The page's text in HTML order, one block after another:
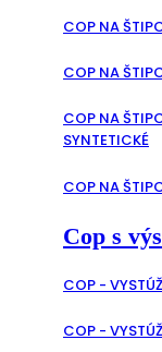
COP NA
COP NA
COP NA
SYNTETICKÉ
COP NA
Cop s
COP -
COP -